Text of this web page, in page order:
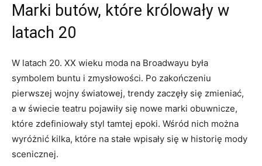
Marki butów, które królowały w
latach 20
W latach 20. XX wieku moda na Broadwayu była
symbolem buntu i zmysłowości. Po zakończeniu
pierwszej wojny światowej, trendy zaczęły się zmieniać,
a w świecie teatru pojawiły się nowe marki obuwnicze,
które zdefiniowały styl tamtej epoki. Wśród nich można
wyróżnić kilka, które na stałe wpisały się w historię mody
scenicznej.